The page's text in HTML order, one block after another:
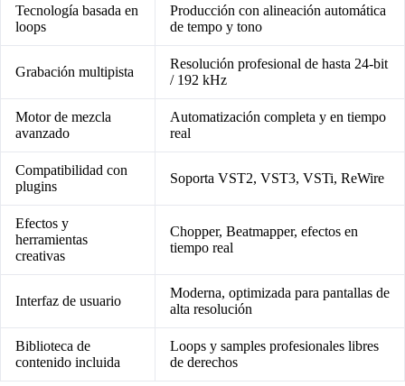
Tecnología basada en
loops
Producción con alineación automática
de tempo y tono
Grabación multipista
Resolución profesional de hasta 24-bit
/ 192 kHz
Motor de mezcla
avanzado
Automatización completa y en tiempo
real
Compatibilidad con
plugins
Soporta VST2, VST3, VSTi, ReWire
Efectos y
herramientas
creativas
Chopper, Beatmapper, efectos en
tiempo real
Interfaz de usuario
Moderna, optimizada para pantallas de
alta resolución
Biblioteca de
contenido incluida
Loops y samples profesionales libres
de derechos